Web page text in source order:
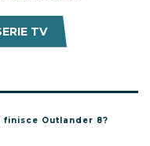
TV
finisce Outlander 8?